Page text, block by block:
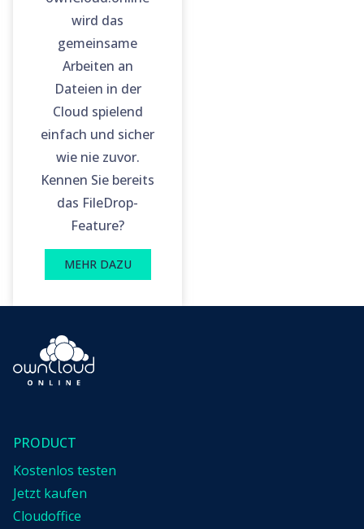
wird das
gemeinsame
Arbeiten an
Dateien in der
Cloud spielend
einfach und sicher
wie nie zuvor.
Kennen Sie bereits
das FileDrop-
Feature?
MEHR DAZU
PRODUCT
Kostenlos testen
Jetzt kaufen
Cloudoffice